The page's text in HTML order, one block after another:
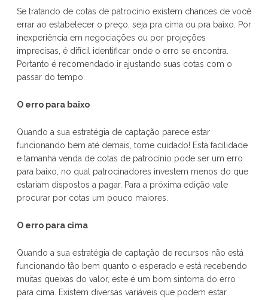
Se tratando de cotas de patrocínio existem chances de você
errar ao estabelecer o preço, seja pra cima ou pra baixo. Por
inexperiência em negociações ou por projeções
imprecisas, é difícil identificar onde o erro se encontra.
Portanto é recomendado ir ajustando suas cotas com o
passar do tempo.
O erro para baixo
Quando a sua estratégia de captação parece estar
funcionando bem até demais, tome cuidado! Esta facilidade
e tamanha venda de cotas de patrocínio pode ser um erro
para baixo, no qual patrocinadores investem menos do que
estariam dispostos a pagar. Para a próxima edição vale
procurar por cotas um pouco maiores.
O erro para cima
Quando a sua estratégia de captação de recursos não está
funcionando tão bem quanto o esperado e está recebendo
muitas queixas do valor, este é um bom sintoma do erro
para cima. Existem diversas variáveis que podem estar